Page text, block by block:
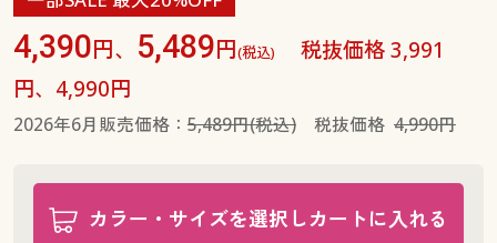
4,390円、 5,489円(税込)
税抜価格 3,991
円、4,990円
2026年6月販売価格： 5,489円(税込)税抜価格 4,990円
カラー・サイズを選択しカートに入れる